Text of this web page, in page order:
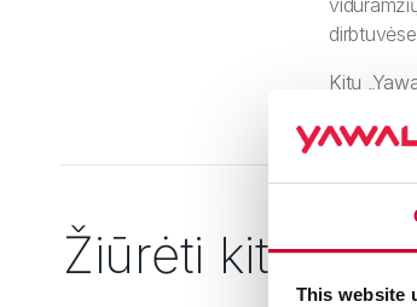
This website
Kitų
Žiūrėti kitus